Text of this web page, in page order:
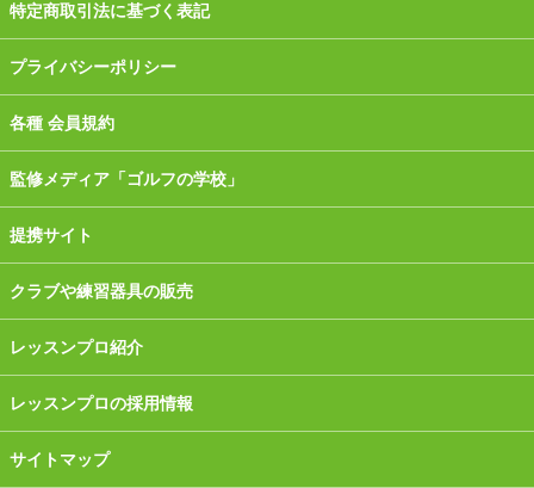
特定商取引法に基づく表記
プライバシーポリシー
各種 会員規約
監修メディア「ゴルフの学校」
提携サイト
クラブや練習器具の販売
レッスンプロ紹介
レッスンプロの採用情報
サイトマップ